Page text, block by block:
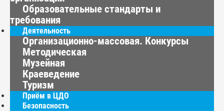
Образовательные стандарты и
требования
Деятельность
Организационно-массовая. Конкурсы
Методическая
Музейная
Краеведение
Туризм
Приём в ЦДО
Безопасность